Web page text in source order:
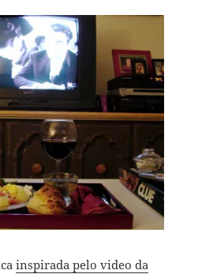
inspirada pelo video da